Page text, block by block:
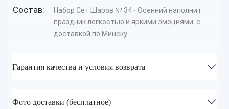
Состав:
Набор Сет Шаров № 34 - Осенний наполнит
праздник лёгкостью и яркими эмоциями. с
доставкой по Минску
Гарантия качества и условия возврата
Фото доставки (бесплатное)